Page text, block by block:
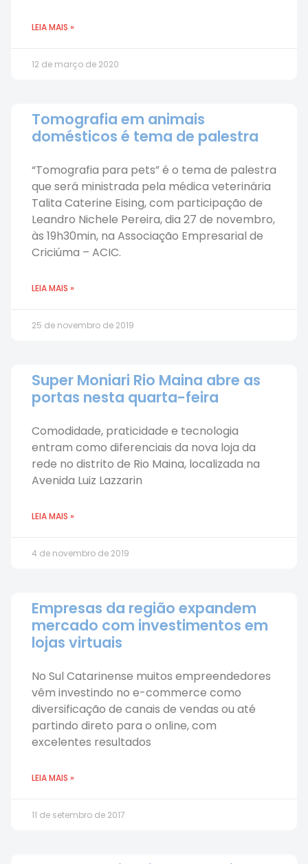
LEIA MAIS »
12 de março de 2020
Tomografia em animais
domésticos é tema de palestra
“Tomografia para pets” é o tema de palestra
que será ministrada pela médica veterinária
Talita Caterine Eising, com participação de
Leandro Nichele Pereira, dia 27 de novembro,
às 19h30min, na Associação Empresarial de
Criciúma – ACIC.
LEIA MAIS »
25 de novembro de 2019
Super Moniari Rio Maina abre as
portas nesta quarta-feira
Comodidade, praticidade e tecnologia
entram como diferenciais da nova loja da
rede no distrito de Rio Maina, localizada na
Avenida Luiz Lazzarin
LEIA MAIS »
4 de novembro de 2019
Empresas da região expandem
mercado com investimentos em
lojas virtuais
No Sul Catarinense muitos empreendedores
vêm investindo no e-commerce como
diversificação de canais de vendas ou até
partindo direto para o online, com
excelentes resultados
LEIA MAIS »
11 de setembro de 2017